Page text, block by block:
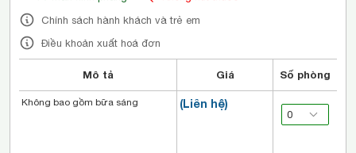
Chính sách hành khách và trẻ em
Điều khoản xuất hoá đơn
Mô tả Giá Số phòng
(Liên hệ)
Không bao gồm bữa sáng